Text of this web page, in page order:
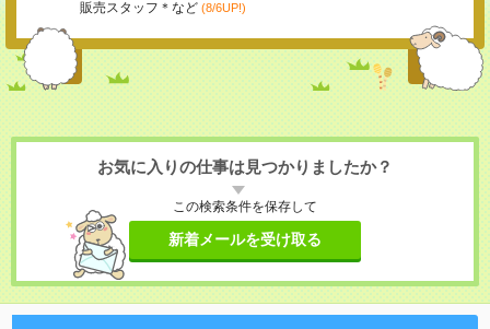
販売スタッフ＊など (8/6UP!)
お気に入りの仕事は見つかりましたか？
この検索条件を保存して
新着メールを受け取る